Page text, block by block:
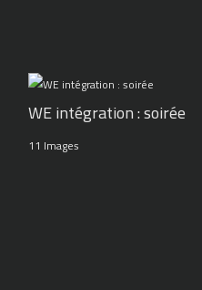
WE intégration : soirée
11 Images